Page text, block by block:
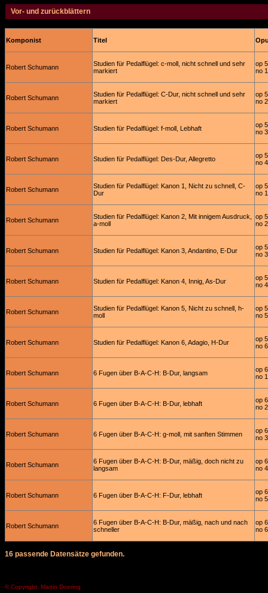
Vor- und zurückblättern
Komponist Titel
Robert Schumann
Studien für Pedalflügel: c-moll, nicht schnell und sehr
markiert
op
no 1
Robert Schumann
Studien für Pedalflügel: C-Dur, nicht schnell und sehr
markiert
op
no 2
Robert Schumann Studien für Pedalflügel: f-moll, Lebhaft
op
no 3
Robert Schumann Studien für Pedalflügel: Des-Dur, Allegretto
op
no 4
Robert Schumann
Studien für Pedalflügel: Kanon 1, Nicht zu schnell, C-
Dur
op
no 1
Robert Schumann
Studien für Pedalflügel: Kanon 2, Mit innigem Ausdruck,
a-moll
op
no 2
Robert Schumann Studien für Pedalflügel: Kanon 3, Andantino, E-Dur
op
no 3
Robert Schumann Studien für Pedalflügel: Kanon 4, Innig, As-Dur
op
no 4
Robert Schumann
Studien für Pedalflügel: Kanon 5, Nicht zu schnell, h-
moll
op
no 5
Robert Schumann Studien für Pedalflügel: Kanon 6, Adagio, H-Dur
op
no 6
Robert Schumann 6 Fugen über B-A-C-H: B-Dur, langsam
op
no 1
Robert Schumann 6 Fugen über B-A-C-H: B-Dur, lebhaft
op
no 2
Robert Schumann 6 Fugen über B-A-C-H: g-moll, mit sanften Stimmen
op
no 3
Robert Schumann
6 Fugen über B-A-C-H: B-Dur, mäßig, doch nicht zu
langsam
op
no 4
Robert Schumann 6 Fugen über B-A-C-H: F-Dur, lebhaft
op
no 5
Robert Schumann
6 Fugen über B-A-C-H: B-Dur, mäßig, nach und nach
schneller
op
no 6
16 passende Datensätze gefunden.
© Copyright: Martin Doering